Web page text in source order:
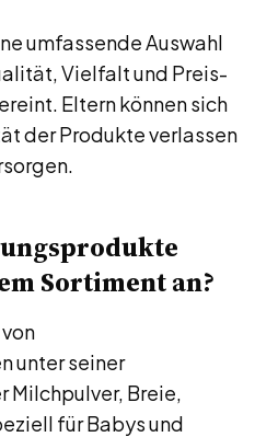
umfassende Auswahl
Vielfalt und Preis-
Eltern können sich
der Produkte verlassen
Sortiment an?
unter seiner
Milchpulver, Breie,
für Babys und